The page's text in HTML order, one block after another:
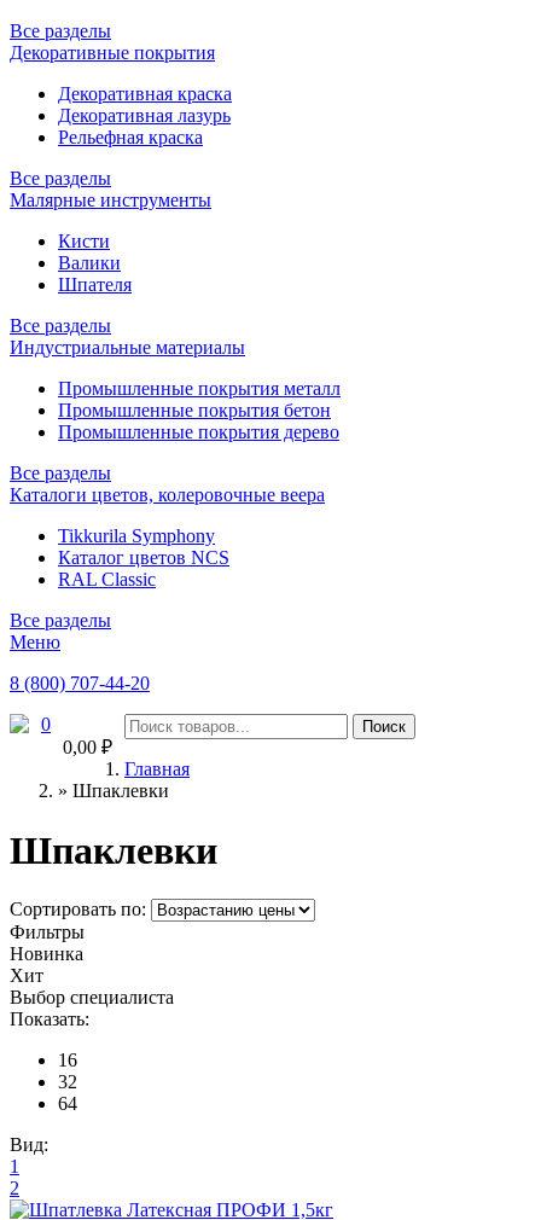
Все разделы
Декоративные покрытия
Декоративная краска
Декоративная лазурь
Рельефная краска
Все разделы
Малярные инструменты
Кисти
Валики
Шпателя
Все разделы
Индустриальные материалы
Промышленные покрытия металл
Промышленные покрытия бетон
Промышленные покрытия дерево
Все разделы
Каталоги цветов, колеровочные веера
Tikkurila Symphony
Каталог цветов NCS
RAL Classic
Все разделы
Меню
8 (800) 707-44-20
0
0,00 ₽
Главная
» Шпаклевки
Шпаклевки
Сортировать по:
Фильтры
Новинка
Хит
Выбор специалиста
Показать:
16
32
64
Вид:
1
2